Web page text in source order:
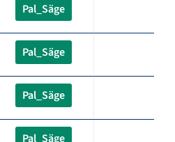
Pal_Säge
Pal_Säge
Pal_Säge
Pal_Säge